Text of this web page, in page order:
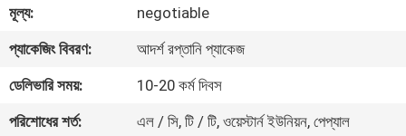
ভ্রমণ
মান
নিয়ন্ত্রণ
মূল্য:
negotiable
প্যাকেজিং বিবরণ:
আদর্শ রপ্তানি প্যাকেজ
ডেলিভারি সময়:
10-20 কর্ম দিবস
পরিশোধের শর্ত:
এল / সি, টি / টি, ওয়েস্টার্ন ইউনিয়ন, পেপ্যাল